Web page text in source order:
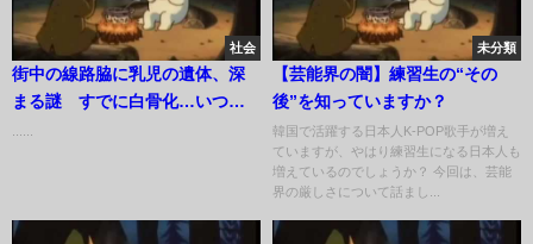
社会
街中の線路脇に乳児の遺体、深
まる謎 すでに白骨化…いつか
未分類
【芸能界の闇】練習生の“その
後”を知っていますか？
韓国で活躍する日本人K-POP歌手が増え
ていますが、やはり練習生になる日本人も
増えているのでしょうか？ 今回は、芸能
界の厳しさについて話まし...